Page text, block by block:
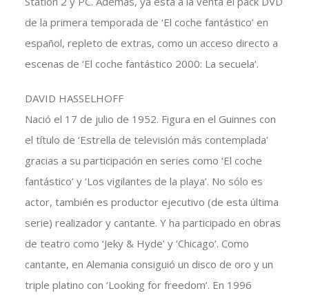
de la primera temporada de ‘El coche fantástico’ en
español, repleto de extras, como un acceso directo a
escenas de ‘El coche fantástico 2000: La secuela’.
DAVID HASSELHOFF
Nació el 17 de julio de 1952. Figura en el Guinnes con
el título de ‘Estrella de televisión más contemplada’
gracias a su participación en series como ‘El coche
fantástico’ y ‘Los vigilantes de la playa’. No sólo es
actor, también es productor ejecutivo (de esta última
serie) realizador y cantante. Y ha participado en obras
de teatro como ‘Jeky & Hyde’ y ‘Chicago’. Como
cantante, en Alemania consiguió un disco de oro y un
triple platino con ‘Looking for freedom’. En 1996